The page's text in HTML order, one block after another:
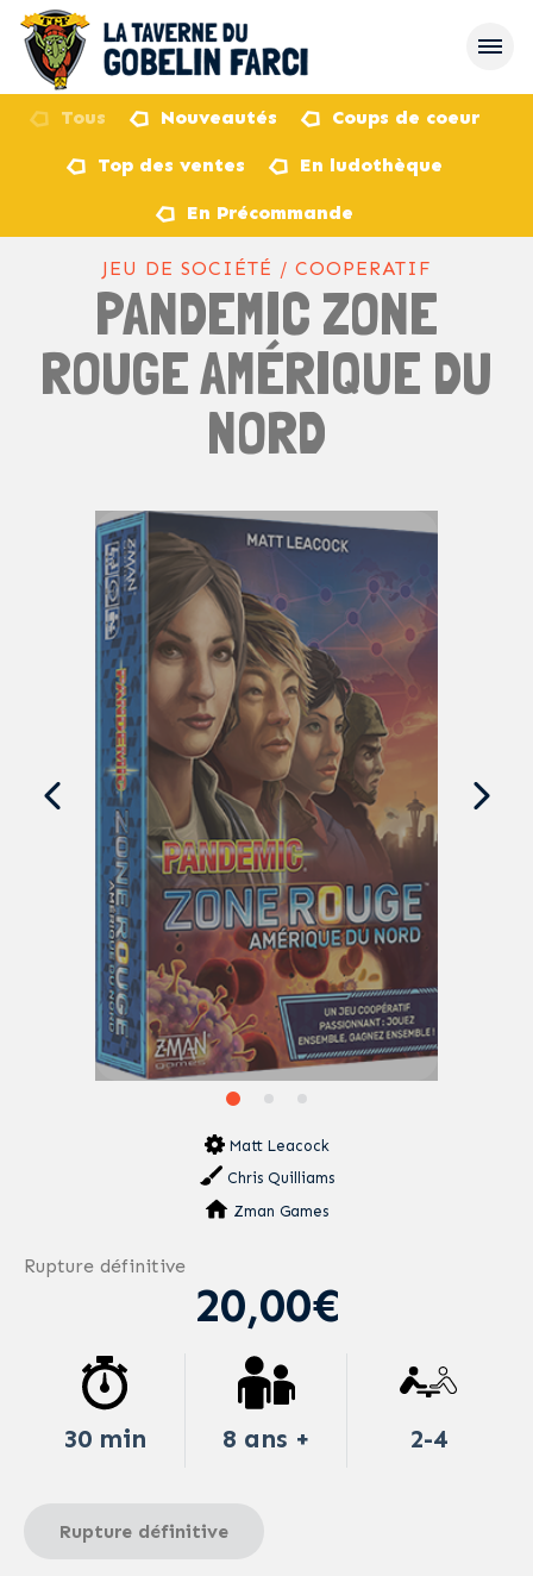
Tous Nouveautés Coups de coeur
Top des ventes En ludothèque
En Précommande
JEU DE SOCIÉTÉ / COOPERATIF
PANDEMIC ZONE
ROUGE AMÉRIQUE DU
NORD
Matt Leacock
Chris Quilliams
Zman Games
Rupture définitive
20,00€
30 min 8 ans + 2-4
Rupture définitive